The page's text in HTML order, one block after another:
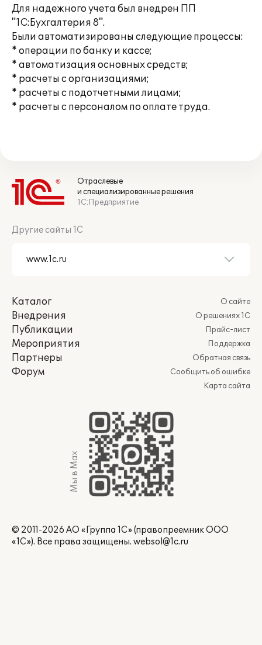
Для надежного учета был внедрен ПП
"1С:Бухгалтерия 8".
Были автоматизированы следующие процессы:
* операции по банку и кассе;
* автоматизация основных средств;
* расчеты с организациями;
* расчеты с подотчетными лицами;
* расчеты с персоналом по оплате труда.
Отраслевые
и специализированные решения
1С:Предприятие
Другие сайты 1С
Каталог
Внедрения
Публикации
Мероприятия
Партнеры
Форум
О сайте
О решениях 1С
Прайс-лист
Поддержка
Обратная связь
Сообщить об ошибке
Карта сайта
Мы в Max
© 2011-2026 АО «Группа 1С» (правопреемник ООО
«1С»). Все права защищены. websol@1c.ru